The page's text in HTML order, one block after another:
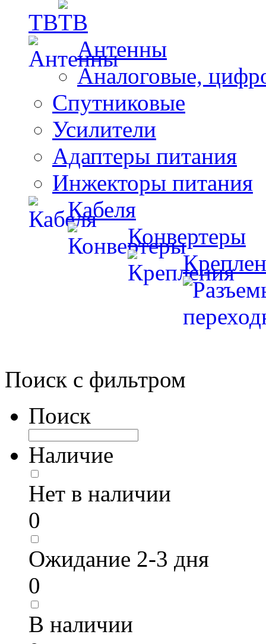
ТВ
Антенны
Аналоговые,
Спутниковые
Усилители
Адаптеры питания
Инжекторы питания
Кабеля
Конвертеры
Поиск с фильтром
Поиск
Наличие
Нет в наличии
0
Ожидание 2-3 дня
0
В наличии